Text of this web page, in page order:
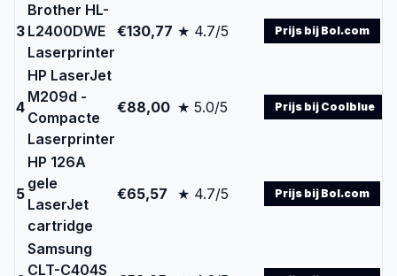
3
Brother HL-
L2400DWE
Laserprinter
€130,77 ★ 4.7/5 Prijs bij Bol.com
4
HP LaserJet
M209d -
Compacte
Laserprinter
€88,00 ★ 5.0/5 Prijs bij Coolblue
5
HP 126A
gele
LaserJet
cartridge
€65,57 ★ 4.7/5 Prijs bij Bol.com
Samsung
CLT-C404S